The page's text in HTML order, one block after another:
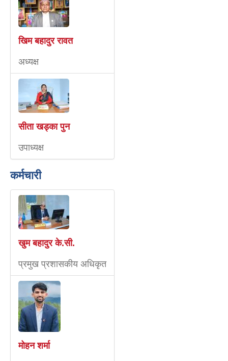
खिम बहादुर रावत
अध्यक्ष
सीता खड्का पुन
उपाध्यक्ष
कर्मचारी
खुम बहादुर के.सी.
प्रमुख प्रशासकीय अधिकृत
मोहन शर्मा